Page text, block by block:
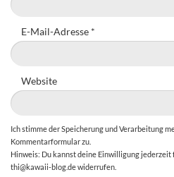
E-Mail-Adresse *
Website
Ich stimme der Speicherung und Verarbeitung
Kommentarformular zu.
Hinweis: Du kannst deine Einwilligung
thi@kawaii-blog.de widerrufen.